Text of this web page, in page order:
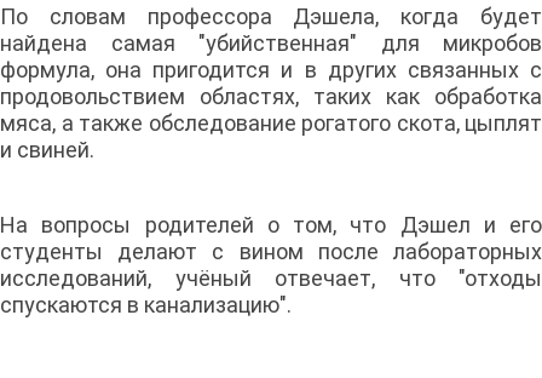
По словам профессора Дэшела, когда будет
найдена самая "убийственная" для микробов
формула, она пригодится и в других связанных с
продовольствием областях, таких как обработка
мяса, а также обследование рогатого скота, цыплят
и свиней.
На вопросы родителей о том, что Дэшел и его
студенты делают с вином после лабораторных
исследований, учёный отвечает, что "отходы
спускаются в канализацию".